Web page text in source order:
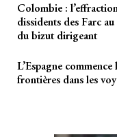
Colombie :
dissidents des Farc
du bizut dirigeant
L’Espagne
frontières dans les